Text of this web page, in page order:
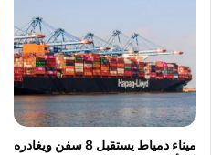
م
ل
ل
أ
ن
ميناء دمياط يستقبل 8 سفن ويغادره